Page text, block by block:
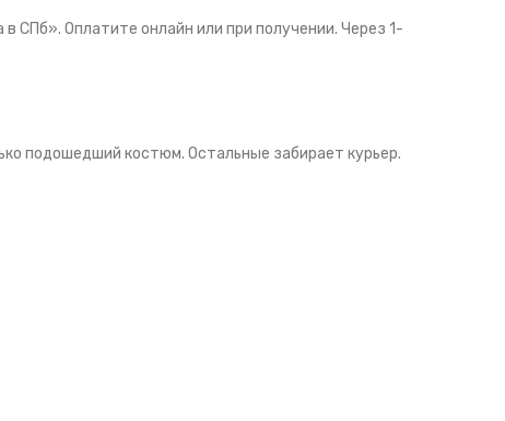
СПб». Оплатите онлайн или при получении. Через 1-
подошедший костюм. Остальные забирает курьер.